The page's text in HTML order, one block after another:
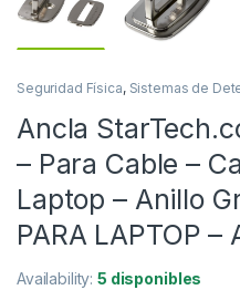
Seguridad Física, Sistemas de
Ancla
– Para Cable –
Laptop – Anillo
PARA LAPTOP –
Availability:5 disponibles